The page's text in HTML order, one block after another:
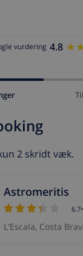
vurdering 4.8
2 skridt væk.
Astromeritis
6.7•
L'Escala, Costa